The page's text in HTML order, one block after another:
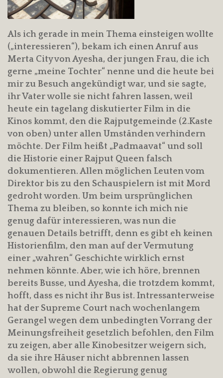
Als ich gerade in mein Thema einsteigen wollte
(„interessieren“), bekam ich einen Anruf aus
Merta City von Ayesha, der jungen Frau, die ich
gerne „meine Tochter“ nenne und die heute bei
mir zu Besuch angekündigt war, und sie sagte,
ihr Vater wolle sie nicht fahren lassen, weil
heute ein tagelang diskutierter Film in die
Kinos kommt, den die Rajputgemeinde (2.Kaste
von oben) unter allen Umständen verhindern
möchte. Der Film heißt „Padmaavat“ und soll
die Historie einer Rajput Queen falsch
dokumentieren. Allen möglichen Leuten vom
Direktor bis zu den Schauspielern ist mit Mord
gedroht worden. Um beim ursprünglichen
Thema zu bleiben, so konnte ich mich nie
genug dafür interessieren, was nun die
genauen Details betrifft, denn es gibt eh keinen
Historienfilm, den man auf der Vermutung
einer „wahren“ Geschichte wirklich ernst
nehmen könnte. Aber, wie ich höre, brennen
bereits Busse, und Ayesha, die trotzdem kommt,
hofft, dass es nicht ihr Bus ist. Intressanterweise
hat der Supreme Court nach wochenlangem
Gerangel wegen dem unbedingten Vorrang der
Meinungsfreiheit gesetzlich befohlen, den Film
zu zeigen, aber alle Kinobesitzer weigern sich,
da sie ihre Häuser nicht abbrennen lassen
wollen, obwohl die Regierung genug